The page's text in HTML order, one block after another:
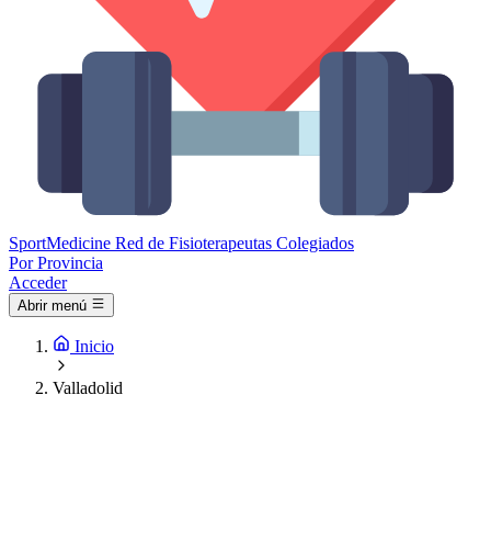
SportMedicine Red de Fisioterapeutas Colegiados
Por Provincia
Acceder
Abrir menú
Inicio
Valladolid